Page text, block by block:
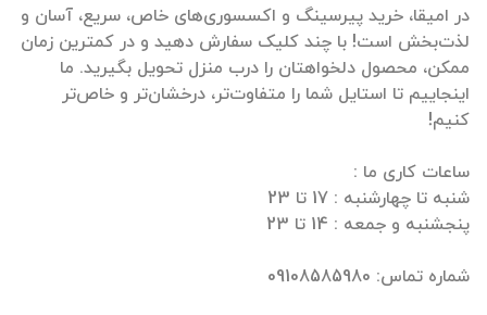
در امیقا، خرید پیرسینگ و اکسسوری‌های خاص، سریع، آسان و
لذت‌بخش است! با چند کلیک سفارش دهید و در کمترین زمان
ممکن، محصول دلخواهتان را درب منزل تحویل بگیرید. ما
اینجاییم تا استایل شما را متفاوت‌تر، درخشان‌تر و خاص‌تر